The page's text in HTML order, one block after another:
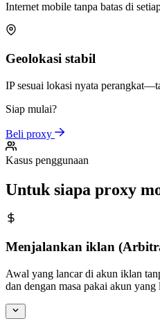
Internet mobile tanpa batas di
Geolokasi stabil
IP sesuai lokasi nyata
Siap mulai?
Beli proxy
Kasus penggunaan
Untuk siapa proxy
Menjalankan iklan
Awal yang lancar di akun iklan
dan dengan masa pakai akun